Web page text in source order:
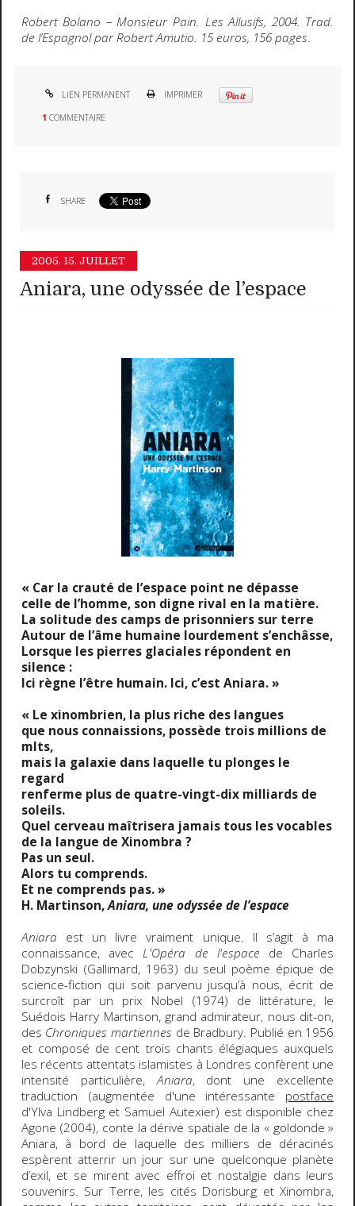
Robert Bolano – Monsieur Pain. Les Allusifs, 2004. Trad.
de l’Espagnol par Robert Amutio. 15 euros, 156 pages.
LIEN PERMANENT IMPRIMER
1 COMMENTAIRE
SHARE
2005. 15. JUILLET
Aniara, une odyssée de l’espace
« Car la crauté de l’espace point ne dépasse
celle de l’homme, son digne rival en la matière.
La solitude des camps de prisonniers sur terre
Autour de l’âme humaine lourdement s’enchâsse,
Lorsque les pierres glaciales répondent en
silence :
Ici règne l’être humain. Ici, c’est Aniara. »
« Le xinombrien, la plus riche des langues
que nous connaissions, possède trois millions de
mlts,
mais la galaxie dans laquelle tu plonges le
regard
renferme plus de quatre-vingt-dix milliards de
soleils.
Quel cerveau maîtrisera jamais tous les vocables
de la langue de Xinombra ?
Pas un seul.
Alors tu comprends.
Et ne comprends pas. »
H. Martinson,Aniara, une odyssée de l’espace
Aniara est un livre vraiment unique. Il s’agit à ma
connaissance, avecL'Opéra de l'espace de Charles
Dobzynski (Gallimard, 1963) du seul poème épique de
science-fiction qui soit parvenu jusqu’à nous, écrit de
surcroît par un prix Nobel (1974) de littérature, le
Suédois Harry Martinson, grand admirateur, nous dit-on,
des Chroniques martiennes de Bradbury. Publié en 1956
et composé de cent trois chants élégiaques auxquels
les récents attentats islamistes à Londres confèrent une
intensité particulière,Aniara, dont une excellente
traduction (augmentée d'une intéressante postface
d'Ylva Lindberg et Samuel Autexier) est disponible chez
Agone (2004), conte la dérive spatiale de la « goldonde »
Aniara, à bord de laquelle des milliers de déracinés
espèrent atterrir un jour sur une quelconque planète
d’exil, et se mirent avec effroi et nostalgie dans leurs
souvenirs. Sur Terre, les cités Dorisburg et Xinombra,